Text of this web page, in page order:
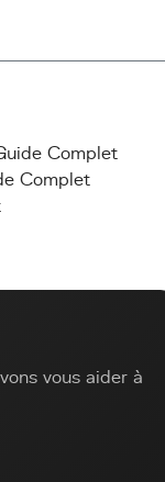
Complet
Complet
vous aider à